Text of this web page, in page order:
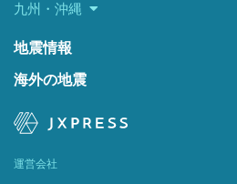
九州・沖縄
地震情報
海外の地震
運営会社